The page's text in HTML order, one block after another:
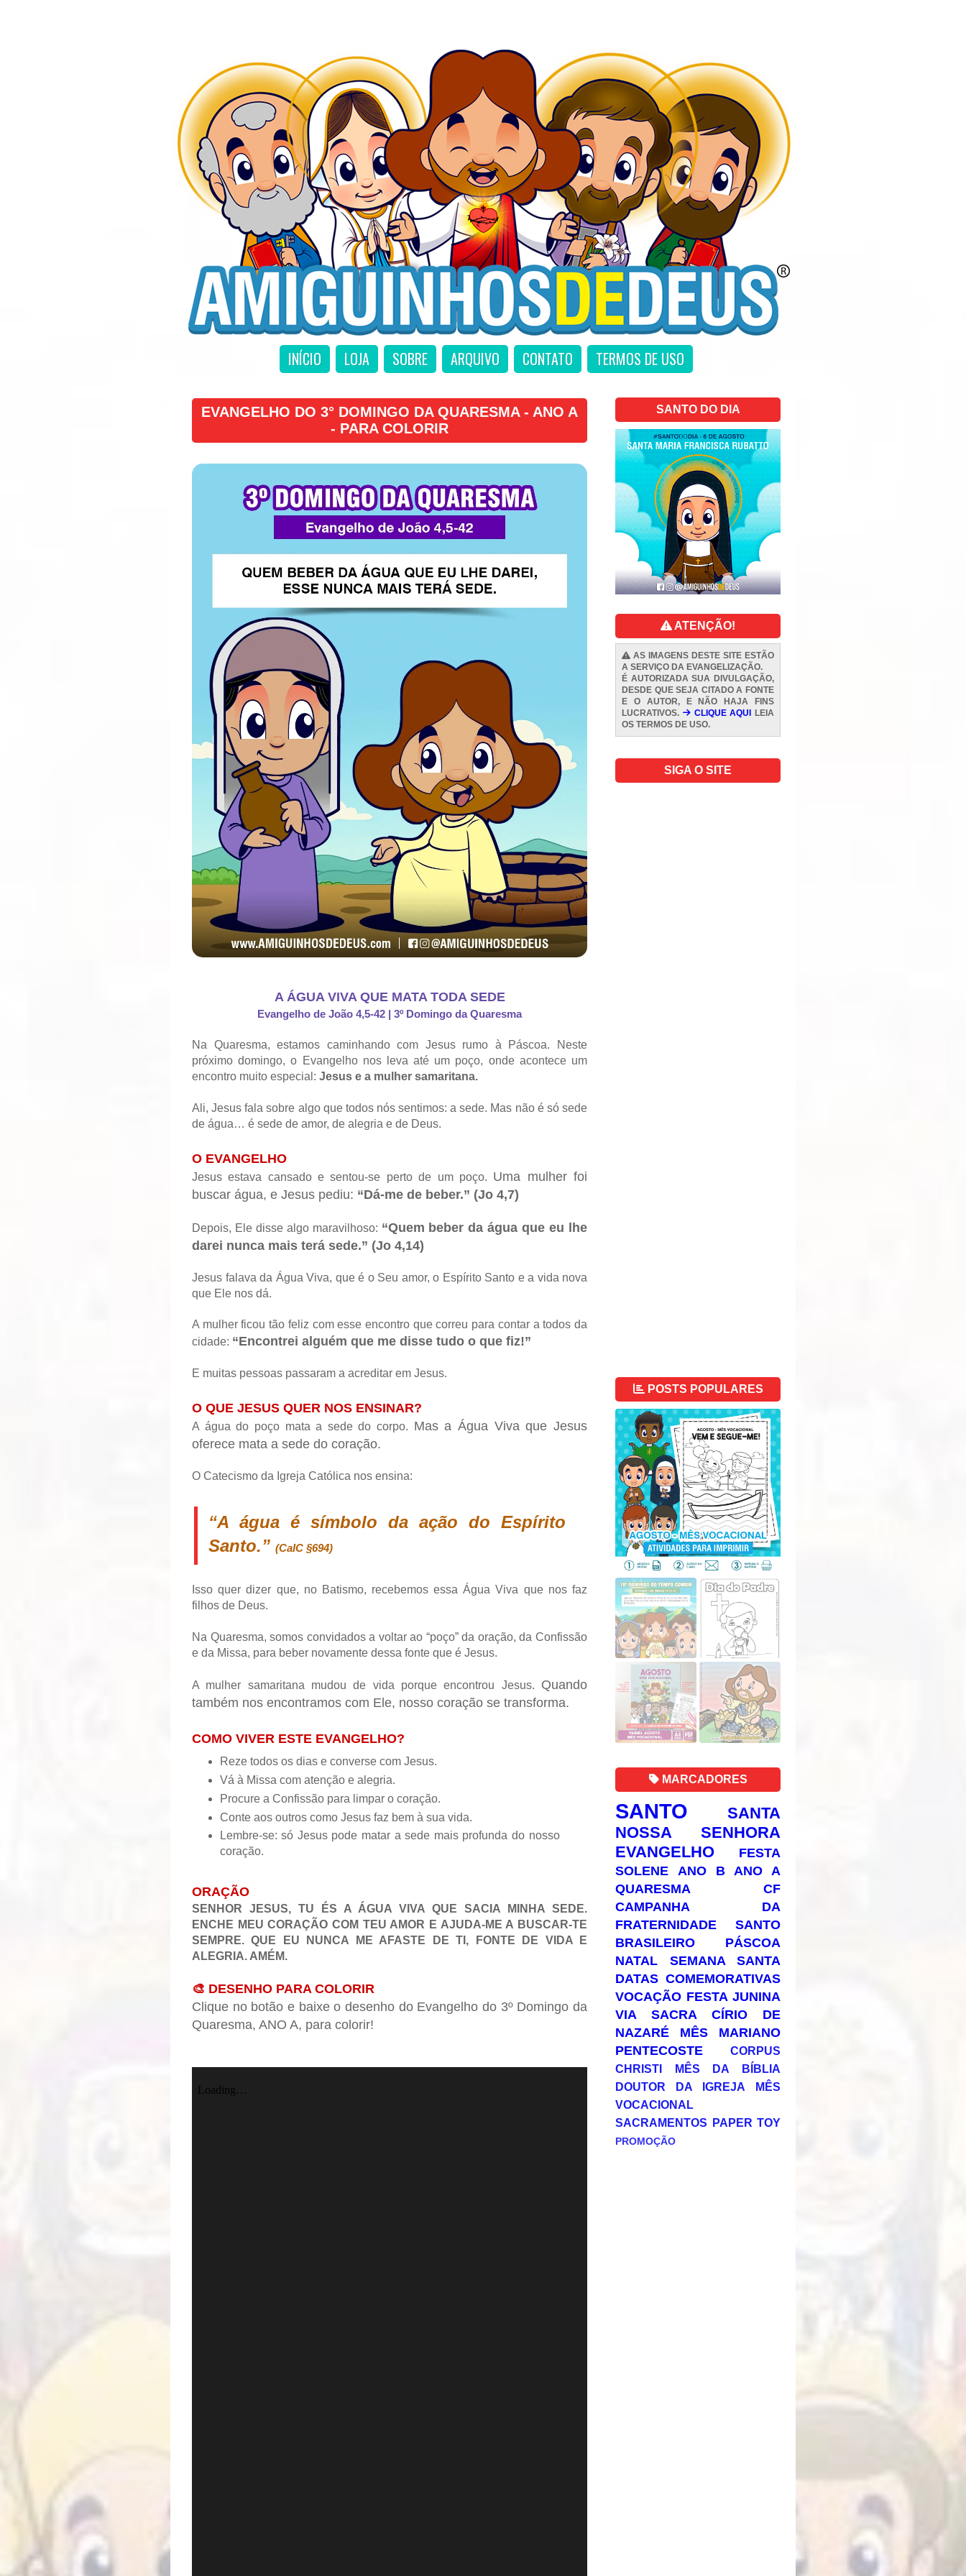
INÍCIO LOJA SOBRE ARQUIVO CONTATO TERMOS DE USO
EVANGELHO DO 3° DOMINGO DA QUARESMA - ANO A
- PARA COLORIR
A ÁGUA VIVA QUE MATA TODA SEDE
Evangelho de João 4,5-42 | 3º Domingo da Quaresma
Na Quaresma, estamos caminhando com Jesus rumo à Páscoa. Neste
próximo domingo, o Evangelho nos leva até um poço, onde acontece um
encontro muito especial: Jesus e a mulher samaritana.
Ali, Jesus fala sobre algo que todos nós sentimos: a sede. Mas não é só sede
de água… é sede de amor, de alegria e de Deus.
O EVANGELHO
Jesus estava cansado e sentou-se perto de um poço. Uma mulher foi
buscar água, e Jesus pediu: “Dá-me de beber.” (Jo 4,7)
Depois, Ele disse algo maravilhoso: “Quem beber da água que eu lhe
darei nunca mais terá sede.” (Jo 4,14)
Jesus falava da Água Viva, que é o Seu amor, o Espírito Santo e a vida nova
que Ele nos dá.
A mulher ficou tão feliz com esse encontro que correu para contar a todos da
cidade: “Encontrei alguém que me disse tudo o que fiz!”
E muitas pessoas passaram a acreditar em Jesus.
O QUE JESUS QUER NOS ENSINAR?
A água do poço mata a sede do corpo. Mas a Água Viva que Jesus
oferece mata a sede do coração.
O Catecismo da Igreja Católica nos ensina:
“A água é símbolo da ação do Espírito
Santo.” (CaIC §694)
Isso quer dizer que, no Batismo, recebemos essa Água Viva que nos faz
filhos de Deus.
Na Quaresma, somos convidados a voltar ao “poço” da oração, da Confissão
e da Missa, para beber novamente dessa fonte que é Jesus.
A mulher samaritana mudou de vida porque encontrou Jesus. Quando
também nos encontramos com Ele, nosso coração se transforma.
COMO VIVER ESTE EVANGELHO?
Reze todos os dias e converse com Jesus.
Vá à Missa com atenção e alegria.
Procure a Confissão para limpar o coração.
Conte aos outros como Jesus faz bem à sua vida.
Lembre-se: só Jesus pode matar a sede mais profunda do nosso
coração.
ORAÇÃO
SENHOR JESUS, TU ÉS A ÁGUA VIVA QUE SACIA MINHA SEDE.
ENCHE MEU CORAÇÃO COM TEU AMOR E AJUDA-ME A BUSCAR-TE
SEMPRE. QUE EU NUNCA ME AFASTE DE TI, FONTE DE VIDA E
ALEGRIA. AMÉM.
🎨 DESENHO PARA COLORIR
Clique no botão e baixe o desenho do Evangelho do 3º Domingo da
Quaresma, ANO A, para colorir!
SANTO DO DIA
ATENÇÃO!
AS IMAGENS DESTE SITE ESTÃO
A SERVIÇO DA EVANGELIZAÇÃO.
É AUTORIZADA SUA DIVULGAÇÃO,
DESDE QUE SEJA CITADO A FONTE
E O AUTOR, E NÃO HAJA FINS
LUCRATIVOS.
CLIQUE AQUI
LEIA
OS TERMOS DE USO.
SIGA O SITE
POSTS POPULARES
MARCADORES
SANTO
SANTA
NOSSA SENHORA
EVANGELHO
FESTA
SOLENE
ANO B
ANO A
QUARESMA
CF
CAMPANHA DA
FRATERNIDADE
SANTO
BRASILEIRO
PÁSCOA
NATAL
SEMANA SANTA
DATAS COMEMORATIVAS
VOCAÇÃO FESTA JUNINA
VIA SACRA
CÍRIO DE
NAZARÉ
MÊS MARIANO
PENTECOSTE
CORPUS
CHRISTI
MÊS DA BÍBLIA
DOUTOR DA IGREJA
MÊS
VOCACIONAL
SACRAMENTOS PAPER TOY
PROMOÇÃO